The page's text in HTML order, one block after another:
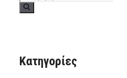
Kατηγορίες